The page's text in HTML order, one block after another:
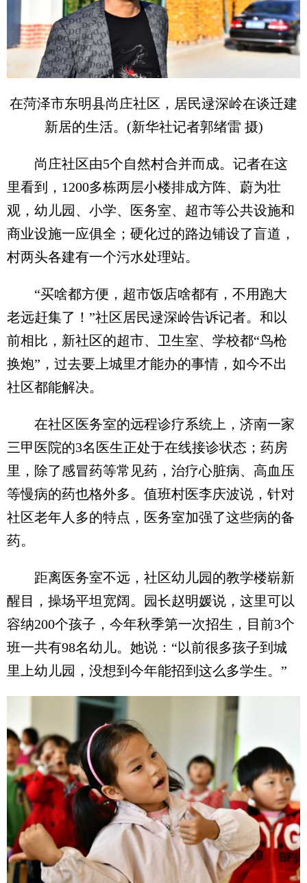
在菏泽市东明县尚庄社区，居民逯深岭在谈迁建
新居的生活。(新华社记者郭绪雷 摄)
尚庄社区由5个自然村合并而成。记者在这
里看到，1200多栋两层小楼排成方阵、蔚为壮
观，幼儿园、小学、医务室、超市等公共设施和
商业设施一应俱全；硬化过的路边铺设了盲道，
村两头各建有一个污水处理站。
“买啥都方便，超市饭店啥都有，不用跑大
老远赶集了！”社区居民逯深岭告诉记者。和以
前相比，新社区的超市、卫生室、学校都“鸟枪
换炮”，过去要上城里才能办的事情，如今不出
社区都能解决。
在社区医务室的远程诊疗系统上，济南一家
三甲医院的3名医生正处于在线接诊状态；药房
里，除了感冒药等常见药，治疗心脏病、高血压
等慢病的药也格外多。值班村医李庆波说，针对
社区老年人多的特点，医务室加强了这些病的备
药。
距离医务室不远，社区幼儿园的教学楼崭新
醒目，操场平坦宽阔。园长赵明媛说，这里可以
容纳200个孩子，今年秋季第一次招生，目前3个
班一共有98名幼儿。她说：“以前很多孩子到城
里上幼儿园，没想到今年能招到这么多学生。”